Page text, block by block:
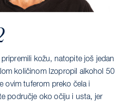
kožu, natopite još jedan
količinom Izopropil alkohol 50
ovim tuferom preko čela i
područje oko očiju i usta, jer